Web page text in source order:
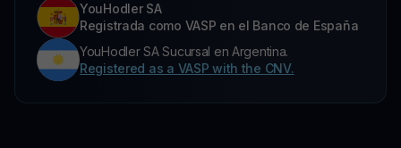
YouHodler SA
Registrada como VASP en el Banco de España
YouHodler SA Sucursal en Argentina.
Registered as a VASP with the CNV.